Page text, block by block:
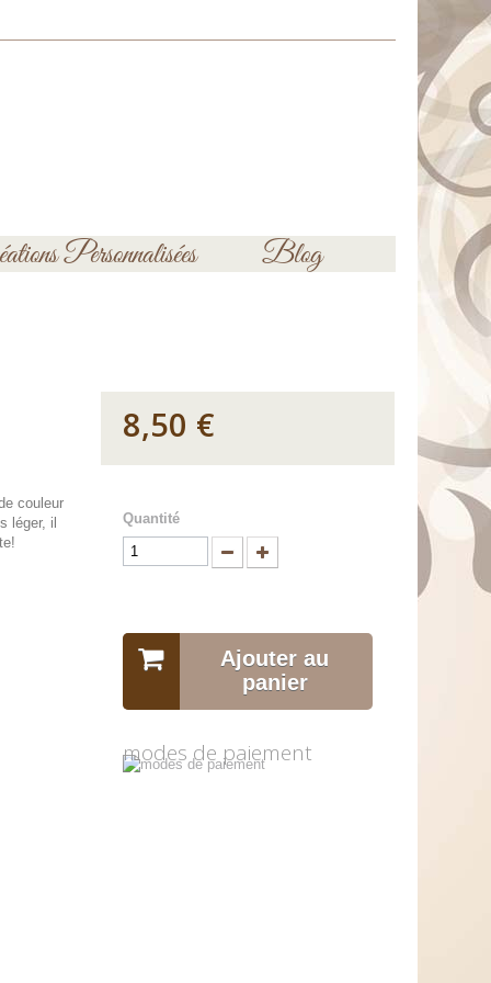
Personnalisées Blog
couleur
léger, il
8,50 €
Quantité
Ajouter au
panier
modes de paiement